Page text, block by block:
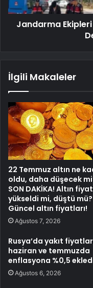
Jandarma
İlgili Makaleler
22 Temmuz altın ne
oldu, daha düşecek
SON DAKİKA! Altın
yükseldi mi, düştü mü?
Güncel altın fiyatları!
Ağustos 7, 2026
Rusya’da yakıt
haziran ve temmuzda
enflasyona %0,5
Ağustos 6, 2026